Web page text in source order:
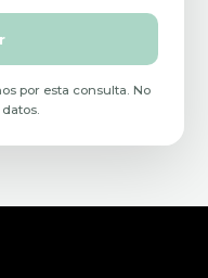
por esta consulta. No